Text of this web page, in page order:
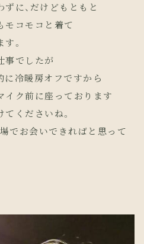
に、だけどもともと
モコモコと着て
。
事でしたが
に冷暖房オフですから
イク前に座っております
くださいね。
でお会いできればと思って